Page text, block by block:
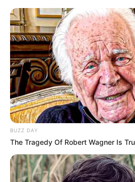
des messages pour mieux
l’autisme, mais aussi faire
quand elle le pense
BUZZ DAY
The Tragedy Of Robert Wagner Is